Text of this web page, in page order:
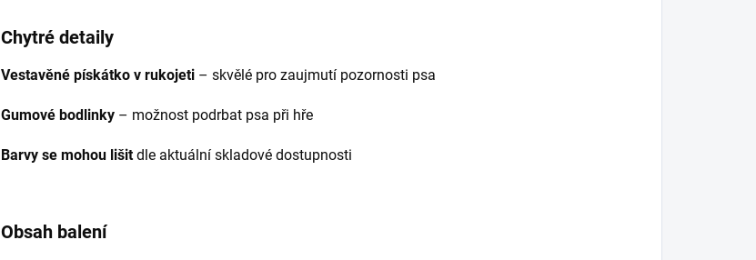
Chytré detaily
Vestavěné pískátko v rukojeti – skvělé pro zaujmutí pozornosti psa
Gumové bodlinky – možnost podrbat psa při hře
Barvy se mohou lišitdle aktuální skladové dostupnosti
Obsah balení